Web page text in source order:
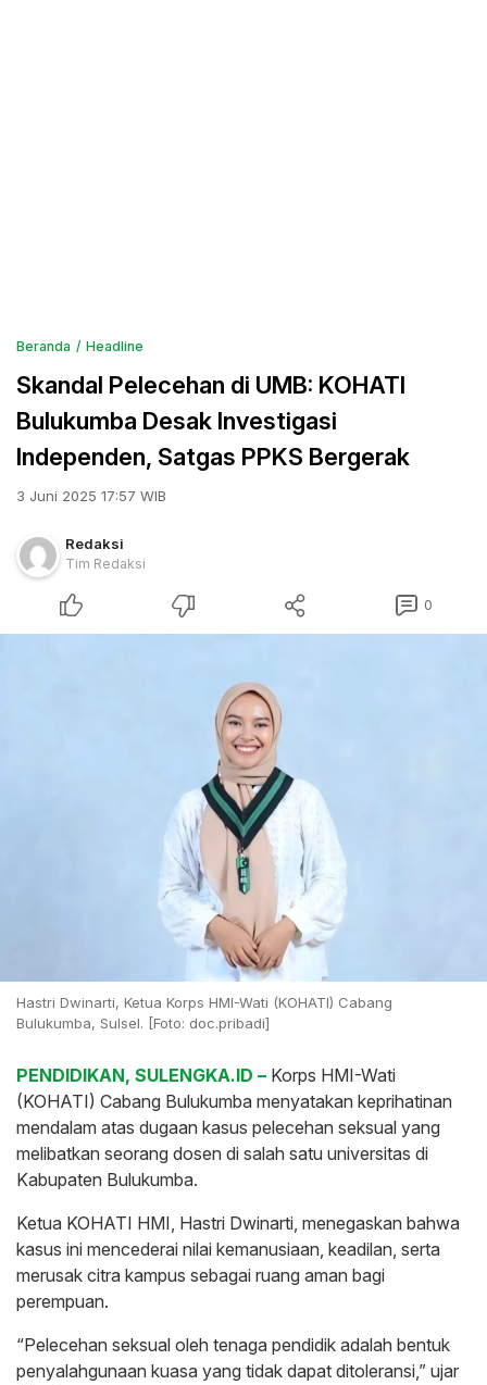
Beranda Headline
Skandal Pelecehan di UMB: KOHATI
Bulukumba Desak Investigasi
Independen, Satgas PPKS Bergerak
3 Juni 2025 17:57 WIB
Redaksi
Tim Redaksi
0
Hastri Dwinarti, Ketua Korps HMI-Wati (KOHATI) Cabang
Bulukumba, Sulsel. [Foto: doc.pribadi]
PENDIDIKAN, SULENGKA.ID – Korps HMI-Wati
(KOHATI) Cabang Bulukumba menyatakan keprihatinan
mendalam atas dugaan kasus pelecehan seksual yang
melibatkan seorang dosen di salah satu universitas di
Kabupaten Bulukumba.
Ketua KOHATI HMI, Hastri Dwinarti, menegaskan bahwa
kasus ini mencederai nilai kemanusiaan, keadilan, serta
merusak citra kampus sebagai ruang aman bagi
perempuan.
“Pelecehan seksual oleh tenaga pendidik adalah bentuk
penyalahgunaan kuasa yang tidak dapat ditoleransi,” ujar